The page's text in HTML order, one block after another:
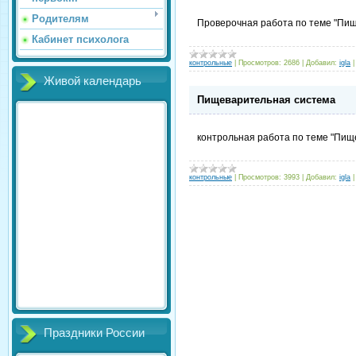
Родителям
Кабинет психолога
Живой календарь
Праздники России
Проверочная работа по теме
контрольные Просмотров: 2686 Добавил: igla
Пищеварительная система
контрольная работа по теме
контрольные Просмотров: 3993 Добавил: igla